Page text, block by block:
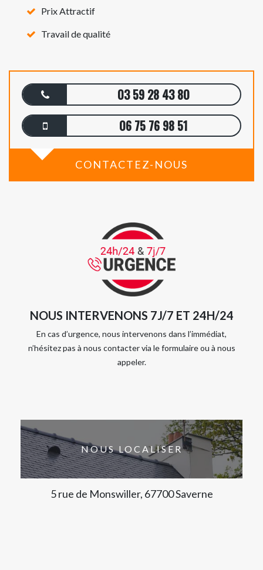
Prix Attractif
Travail de qualité
03 59 28 43 80
06 75 76 98 51
CONTACTEZ-NOUS
NOUS INTERVENONS 7J/7 ET 24H/24
En cas d’urgence, nous intervenons dans l’immédiat,
n’hésitez pas à nous contacter via le formulaire ou à nous
appeler.
NOUS LOCALISER
5 rue de Monswiller, 67700 Saverne